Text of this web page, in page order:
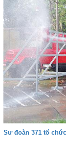
Sư đoàn 371 tổ